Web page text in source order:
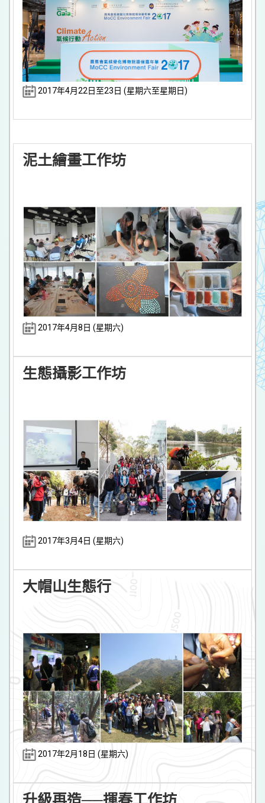
2017年4月22日至23日 (星期六至星期日)
泥土繪畫工作坊
2017年4月8日 (星期六)
生態攝影工作坊
2017年3月4日 (星期六)
大帽山生態行
2017年2月18日 (星期六)